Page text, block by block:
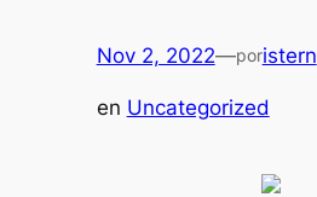
Nov 2, 2022—poristern
en Uncategorized